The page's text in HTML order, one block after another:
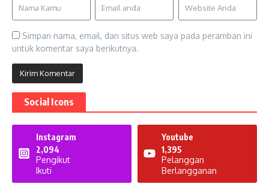
Simpan nama, email, dan situs web saya pada peramban ini
untuk komentar saya berikutnya.
Social Icons
Instagram
2,094
Pengikut
Ikuti
Youtube
1,395
Pelanggan
Berlangganan